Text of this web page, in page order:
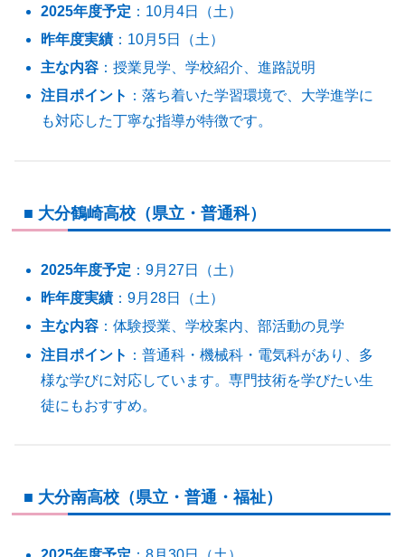
2025年度予定 ：10月4日（土）
昨年度実績 ：10月5日（土）
主な内容 ：授業見学、学校紹介、進路説明
注目ポイント ：落ち着いた学習環境で、大学進学に
も対応した丁寧な指導が特徴です。
■ 大分鶴崎高校（県立・普通科）
2025年度予定 ：9月27日（土）
昨年度実績 ：9月28日（土）
主な内容 ：体験授業、学校案内、部活動の見学
注目ポイント ：普通科・機械科・電気科があり、多
様な学びに対応しています。専門技術を学びたい生
徒にもおすすめ。
■ 大分南高校（県立・普通・福祉）